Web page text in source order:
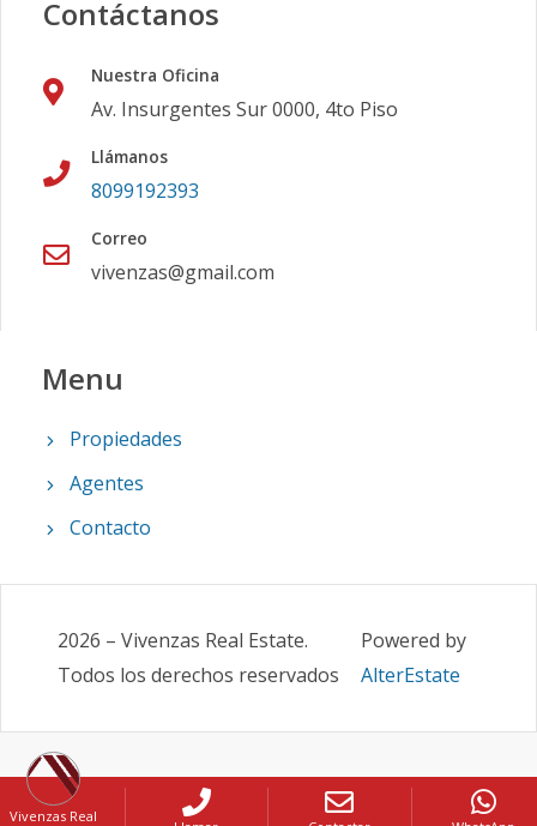
Vivenzas Real
Contáctanos
Nuestra Oficina
Av. Insurgentes Sur 0000, 4to Piso
Llámanos
8099192393
Correo
vivenzas@gmail.com
Menu
Propiedades
Agentes
Contacto
2026 – Vivenzas Real Estate.
Todos los derechos reservados
Powered by
AlterEstate